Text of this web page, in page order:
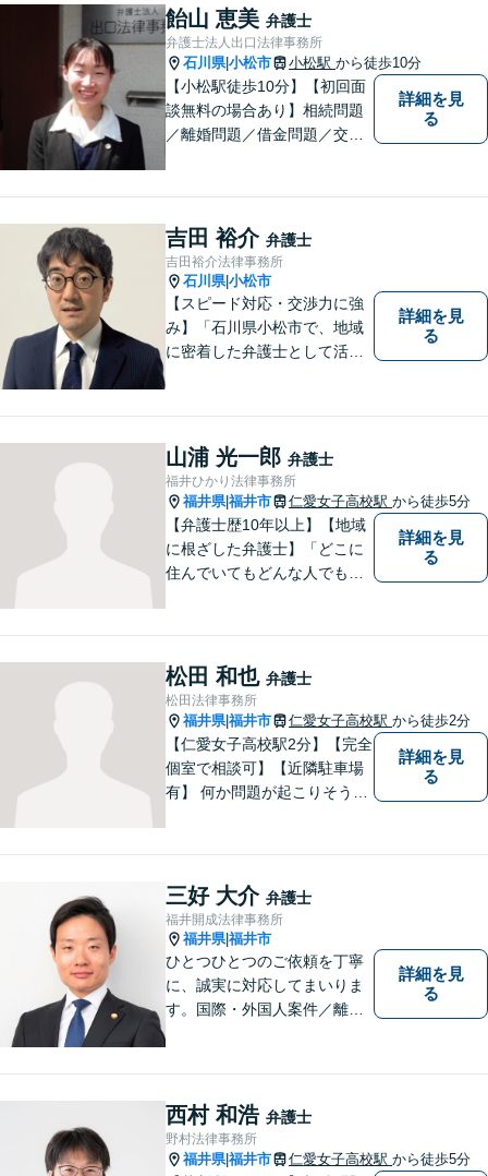
かりやすい法的サービスを提
供することを目標に日々精進
して参ります。お気軽にご相
談ください。
飴山 恵美 弁護士
弁護士法人出口法律事務所
石川県|小松市 小松駅 から徒歩10分
【小松駅徒歩10分】【初回面
談無料の場合あり】相続問題
／離婚問題／借金問題／交通
ましたら、まずはお気軽にご
相談ください。
詳細を見
る
吉田 裕介 弁護士
吉田裕介法律事務所
石川県|小松市
【スピード対応・交渉力に強
み】「石川県小松市で、地域
に密着した弁護士として活動
い！刑事事件の示談交渉も私
にお任せください【完全個室
／プライバシー配慮】
詳細を見
る
山浦 光一郎 弁護士
福井ひかり法律事務所
福井県|福井市 仁愛女子高校駅 から徒歩5分
【弁護士歴10年以上】【地域
に根ざした弁護士】「どこに
住んでいてもどんな人でも等
中国語対応】大都市に負けな
い質と幅の法的なサービスを
提供することを目指していま
す。
詳細を見
る
松田 和也 弁護士
松田法律事務所
福井県|福井市 仁愛女子高校駅 から徒歩2分
【仁愛女子高校駅2分】【完全
個室で相談可】【近隣駐車場
有】 何か問題が起こりそうと
問に思ったときには、迷わず
すぐにご相談ください。一緒
に解決の方法を考えましょ
う。
詳細を見
る
三好 大介 弁護士
福井開成法律事務所
福井県|福井市
ひとつひとつのご依頼を丁寧
に、誠実に対応してまいりま
す。国際・外国人案件／離
弁護士／借金／相続／交通事
故／刑事弁護・犯罪被害者な
ど、幅広く対応可能。お気軽
にご相談ください。
詳細を見
る
西村 和浩 弁護士
野村法律事務所
福井県|福井市 仁愛女子高校駅 から徒歩5分